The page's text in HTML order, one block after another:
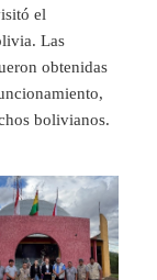
el
Las
obtenidas
bolivianos.